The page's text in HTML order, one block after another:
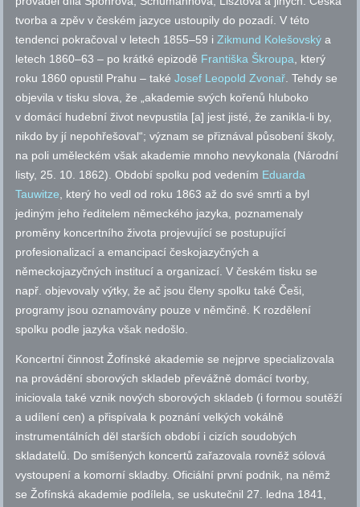
tvorba a zpěv v českém jazyce ustoupily do pozadí. V této
tendenci pokračoval v letech 1855–59 iZikmund Kolešovský a
letech 1860–63 – po krátké epizodě Františka Škroupa, který
roku 1860 opustil Prahu – takéJosef Leopold Zvonař. Tehdy se
objevila v tisku slova, že „akademie svých kořenů hluboko
v domácí hudební život nevpustila [a] jest jisté, že zanikla-li by,
nikdo by jí nepohřešoval“; význam se přiznával působení školy,
na poli uměleckém však akademie mnoho nevykonala (Národní
listy, 25. 10. 1862). Období spolku pod vedením Eduarda
Tauwitze, který ho vedl od roku 1863 až do své smrti a byl
jediným jeho ředitelem německého jazyka, poznamenaly
proměny koncertního života projevující se postupující
profesionalizací a emancipací českojazyčných a
německojazyčných institucí a organizací. V českém tisku se
např. objevovaly výtky, že ač jsou členy spolku také Češi,
programy jsou oznamovány pouze v němčině. K rozdělení
spolku podle jazyka však nedošlo.
Koncertní činnost Žofínské akademie se nejprve specializovala
na provádění sborových skladeb převážně domácí tvorby,
iniciovala také vznik nových sborových skladeb (i formou soutěží
a udílení cen) a přispívala k poznání velkých vokálně
instrumentálních děl starších období i cizích soudobých
skladatelů. Do smíšených koncertů zařazovala rovněž sólová
vystoupení a komorní skladby. Oficiální první podnik, na němž
se Žofínská akademie podílela, se uskutečnil 27. ledna 1841,